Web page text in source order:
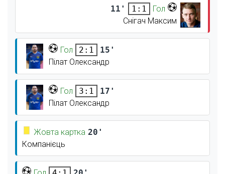
11' 1:1
Гол
Снігач Максим
Гол 2:1
15'
Пілат Олександр
Гол 3:1
17'
Пілат Олександр
Жовта картка 20'
Компанієць